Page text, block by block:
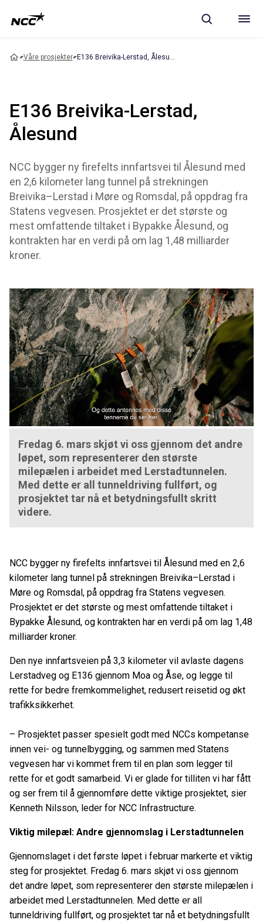
Våre prosjekter
E136 Breivika-Lerstad,
Ålesund
NCC bygger ny firefelts innfartsvei til Ålesund med
en 2,6 kilometer lang tunnel på strekningen
Breivika–Lerstad i Møre og Romsdal, på oppdrag fra
Statens vegvesen. Prosjektet er det største og
mest omfattende tiltaket i Bypakke Ålesund, og
kontrakten har en verdi på om lag 1,48 milliarder
kroner.
Fredag 6. mars skjøt vi oss gjennom det andre
løpet, som representerer den største
milepælen i arbeidet med Lerstadtunnelen.
Med dette er all tunneldriving fullført, og
prosjektet tar nå et betydningsfullt skritt
videre.
NCC bygger ny firefelts innfartsvei til Ålesund med en 2,6
kilometer lang tunnel på strekningen Breivika–Lerstad i
Møre og Romsdal, på oppdrag fra Statens vegvesen.
Prosjektet er det største og mest omfattende tiltaket i
Bypakke Ålesund, og kontrakten har en verdi på om lag 1,48
milliarder kroner.
Den nye innfartsveien på 3,3 kilometer vil avlaste dagens
Lerstadveg og E136 gjennom Moa og Åse, og legge til
rette for bedre fremkommelighet, redusert reisetid og økt
trafikksikkerhet.
– Prosjektet passer spesielt godt med NCCs kompetanse
innen vei- og tunnelbygging, og sammen med Statens
vegvesen har vi kommet frem til en plan som legger til
rette for et godt samarbeid. Vi er glade for tilliten vi har fått
og ser frem til å gjennomføre dette viktige prosjektet, sier
Kenneth Nilsson, leder for NCC Infrastructure.
Viktig milepæl: Andre gjennomslag i Lerstadtunnelen
Gjennomslaget i det første løpet i februar markerte et viktig
steg for prosjektet. Fredag 6. mars skjøt vi oss gjennom
det andre løpet, som representerer den største milepælen i
arbeidet med Lerstadtunnelen. Med dette er all
tunneldriving fullført, og prosjektet tar nå et betydningsfullt